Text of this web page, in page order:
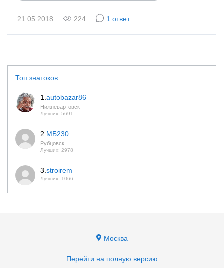
21.05.2018 224 1 ответ
Топ знатоков
1.autobazar86
Нижневартовск
Лучших: 5691
2.МБ230
Рубцовск
Лучших: 2978
3.stroirem
Лучших: 1066
Москва
Перейти на полную версию